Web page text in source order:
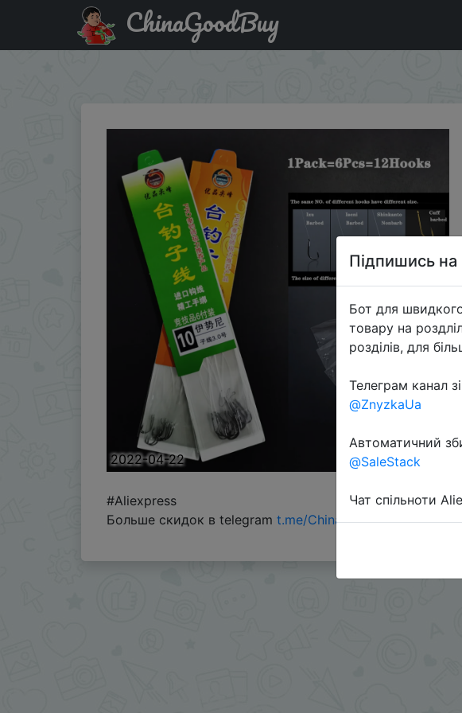
Придбати по знижці 12 крючков = 6 шт. = 1 упаковка 0,5 #13 #
подледной…
ChinaGoodBuy
2022-04-22
#Aliexpress
Больше скидок в telegram t.me/ChinaGoodBuy
Підпишись на
Бот для
товару на
розділів, для
Телеграм канал
@ZnyzkaUa
Автоматичний
@SaleStack
Чат спільноти